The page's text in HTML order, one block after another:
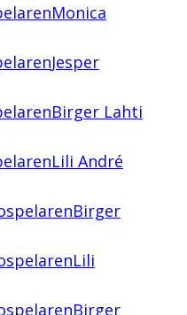
Monica
Jesper
Birger Lahti
Lili André
Birger
Lili
Birger